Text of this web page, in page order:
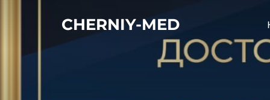
CHERNIY-MED